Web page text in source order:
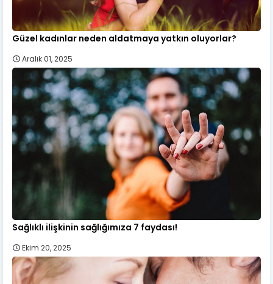
Güzel kadınlar neden aldatmaya yatkın oluyorlar?
Aralık 01, 2025
Sağlıklı ilişkinin sağlığımıza 7 faydası!
Ekim 20, 2025